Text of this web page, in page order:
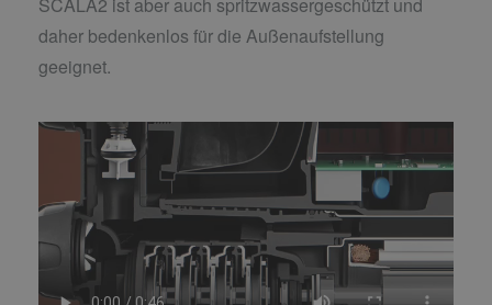
SCALA2 ist aber auch spritzwassergeschützt und
daher bedenkenlos für die Außenaufstellung
geeignet.